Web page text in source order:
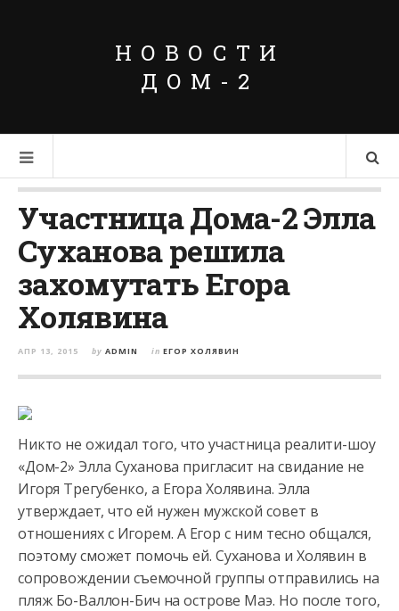
НОВОСТИ
ДОМ-2
Участница Дома-2 Элла
Суханова решила
захомутать Егора
Холявина
АПР 13, 2015 by ADMIN in ЕГОР ХОЛЯВИН
Никто не ожидал того, что участница реалити-шоу
«Дом-2» Элла Суханова пригласит на свидание не
Игоря Трегубенко, а Егора Холявина. Элла
утверждает, что ей нужен мужской совет в
отношенияхс Игорем. А Егор с ним тесно общался,
поэтому сможет помочь ей. Суханова и Холявин в
сопровождении съемочной группы отправились на
пляж Бо-Валлон-Бич на острове Маэ. Но после того,